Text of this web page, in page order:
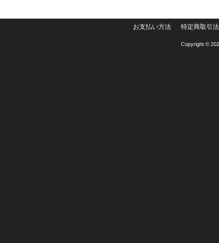
お支払い方法 特定商取引
Copyright ©